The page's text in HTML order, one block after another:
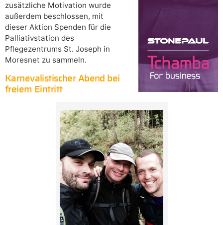
zusätzliche Motivation wurde
außerdem beschlossen, mit
dieser Aktion Spenden für die
Palliativstation des
Pflegezentrums St. Joseph in
Moresnet zu sammeln.
Karnevalistischer Abend bei
freiem Eintritt